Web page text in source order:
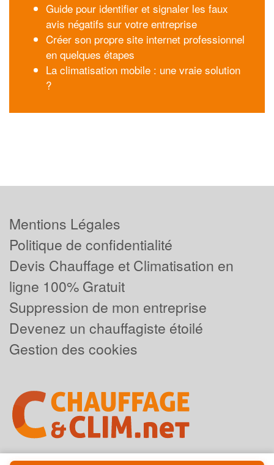
Guide pour identifier et signaler les faux
avis négatifs sur votre entreprise
Créer son propre site internet professionnel
en quelques étapes
La climatisation mobile : une vraie solution
?
Mentions Légales
Politique de confidentialité
Devis Chauffage et Climatisation en
ligne 100% Gratuit
Suppression de mon entreprise
Devenez un chauffagiste étoilé
Gestion des cookies